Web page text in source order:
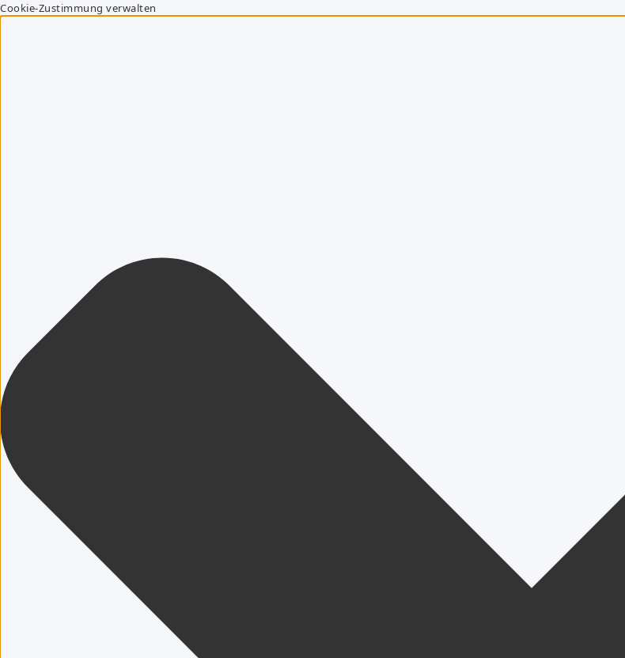
Cookie-Zustimmung verwalten